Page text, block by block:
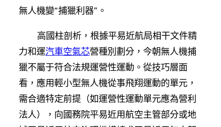
無人機變“捕獵利器”。
高國柱剖析，根據平易近航局相干文件精
力和運汽車空氣芯營種別劃分，今朝無人機捕
獵不屬于符合法規運營性運動。從技巧層面
看，應用輕小型無人機從事飛翔運動的單元，
需合適特定前提（如運營性運動單元應為營利
法人），向國務院平易近用航空主管部分或地